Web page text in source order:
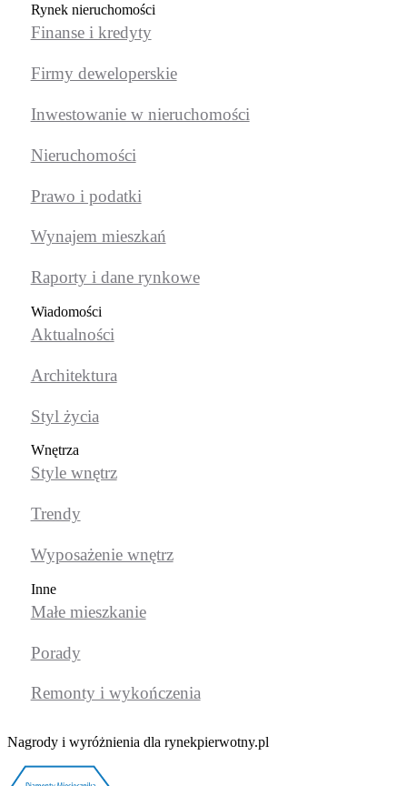
Rynek nieruchomości
Finanse i kredyty
Firmy deweloperskie
Inwestowanie w nieruchomości
Nieruchomości
Prawo i podatki
Wynajem mieszkań
Raporty i dane rynkowe
Wiadomości
Aktualności
Architektura
Styl życia
Wnętrza
Style wnętrz
Trendy
Wyposażenie wnętrz
Inne
Małe mieszkanie
Porady
Remonty i wykończenia
Nagrody i wyróżnienia dla rynekpierwotny.pl